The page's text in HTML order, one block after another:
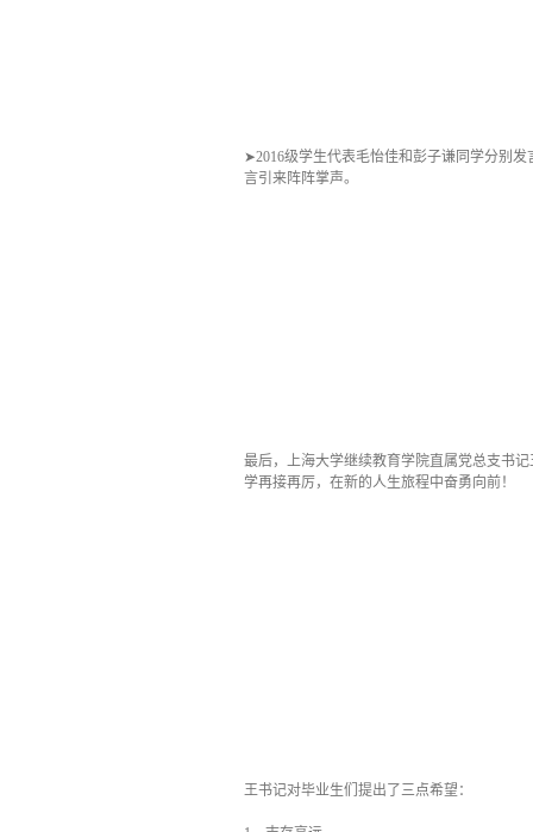
➤2016级学生代表毛怡佳和彭子谦同学分别
言引来阵阵掌声。
最后，上海大学继续教育学院直属党总支书
学再接再厉，在新的人生旅程中奋勇向前！
王书记对毕业生们提出了三点希望：